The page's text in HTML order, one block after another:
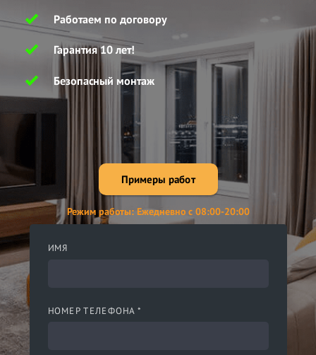
Работаем по договору
Гарантия 10 лет!
Безопасный монтаж
Примеры работ
Режим работы: Ежедневно с 08:00-20:00
ИМЯ
НОМЕР ТЕЛЕФОНА *